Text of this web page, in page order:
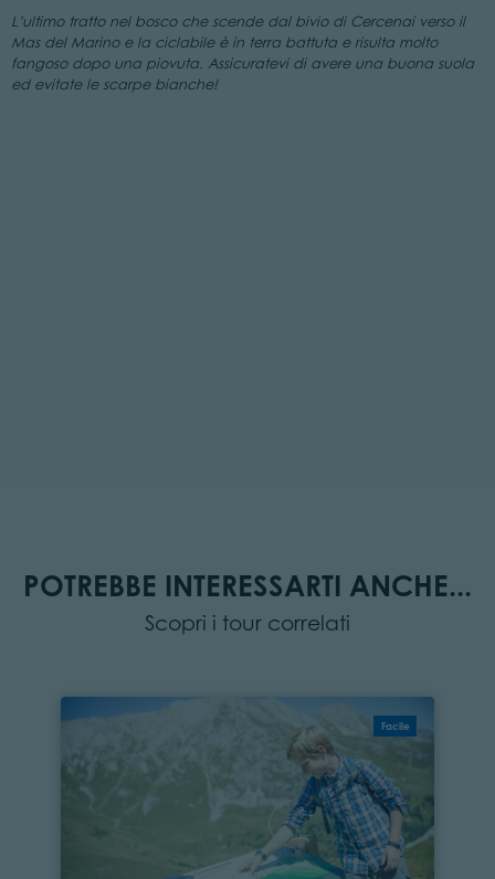
L’ultimo tratto nel bosco che scende dal bivio di Cercenai verso il
Mas del Marino e la ciclabile è in terra battuta e risulta molto
fangoso dopo una piovuta. Assicuratevi di avere una buona suola
ed evitate le scarpe bianche!
POTREBBE INTERESSARTI ANCHE...
Scopri i tour correlati
Facile